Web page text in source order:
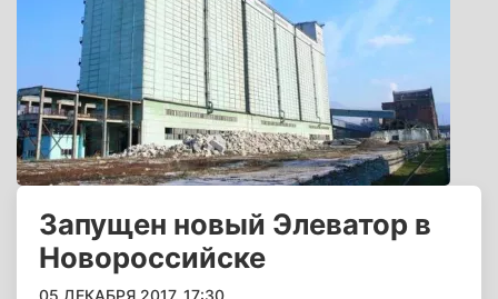
Запущен новый Элеватор в
Новороссийске
05 ДЕКАБРЯ 2017, 17:30